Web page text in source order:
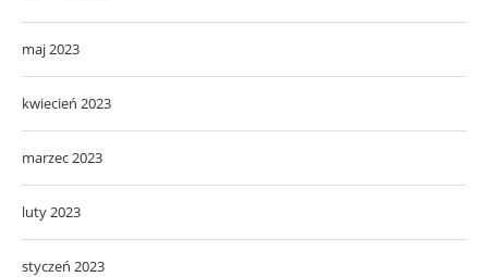
maj 2023
kwiecień 2023
marzec 2023
luty 2023
styczeń 2023